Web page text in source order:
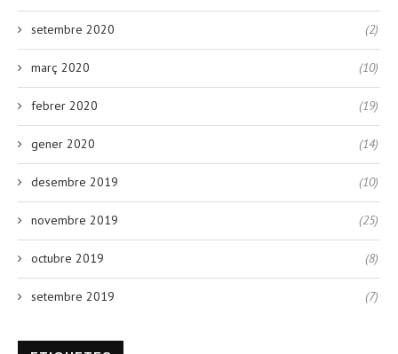
setembre 2020 (2)
març 2020 (10)
febrer 2020 (19)
gener 2020 (14)
desembre 2019 (10)
novembre 2019 (25)
octubre 2019 (8)
setembre 2019 (7)